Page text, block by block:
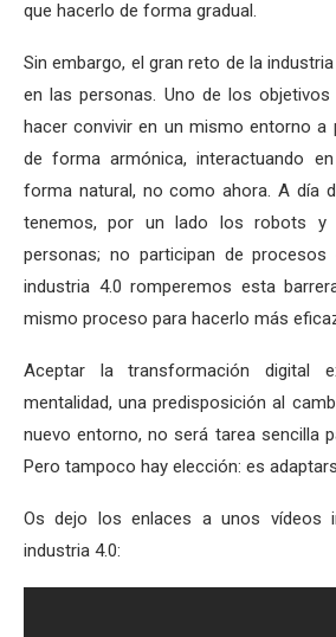
que hacerlo de forma gradual.
Sin embargo, el gran reto de la
en las personas. Uno de los
hacer convivir en un mismo entorno a
de forma armónica, interactuando
forma natural, no como ahora. A día
tenemos, por un lado los robots
personas; no participan de
industria 4.0 romperemos esta
mismo proceso para hacerlo más
Aceptar la transformación digital
mentalidad, una predisposición al
nuevo entorno, no será tarea sencilla
Pero tampoco hay elección: es
Os dejo los enlaces a unos vídeos
industria 4.0: